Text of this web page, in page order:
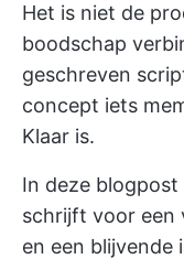
Het is niet de
boodschap
geschreven
concept iets
Klaar is.
In deze
schrijft voor een
en een blijvende